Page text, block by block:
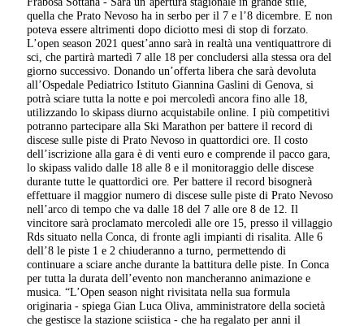
quella che Prato Nevoso ha in serbo per il 7 e l’8 dicembre. E non
poteva essere altrimenti dopo diciotto mesi di stop di forzato.
L’open season 2021 quest’anno sarà in realtà una ventiquattrore di
sci, che partirà martedì 7 alle 18 per concludersi alla stessa ora del
giorno successivo. Donando un’offerta libera che sarà devoluta
all’Ospedale Pediatrico Istituto Giannina Gaslini di Genova, si
potrà sciare tutta la notte e poi mercoledì ancora fino alle 18,
utilizzando lo skipass diurno acquistabile online. I più competitivi
potranno partecipare alla Ski Marathon per battere il record di
discese sulle piste di Prato Nevoso in quattordici ore. Il costo
dell’iscrizione alla gara è di venti euro e comprende il pacco gara,
lo skipass valido dalle 18 alle 8 e il monitoraggio delle discese
durante tutte le quattordici ore. Per battere il record bisognerà
effettuare il maggior numero di discese sulle piste di Prato Nevoso
nell’arco di tempo che va dalle 18 del 7 alle ore 8 de 12. Il
vincitore sarà proclamato mercoledì alle ore 15, presso il villaggio
Rds situato nella Conca, di fronte agli impianti di risalita. Alle 6
dell’8 le piste 1 e 2 chiuderanno a turno, permettendo di
continuare a sciare anche durante la battitura delle piste. In Conca
per tutta la durata dell’evento non mancheranno animazione e
musica. “L’Open season night rivisitata nella sua formula
originaria - spiega Gian Luca Oliva, amministratore della società
che gestisce la stazione sciistica - che ha regalato per anni il